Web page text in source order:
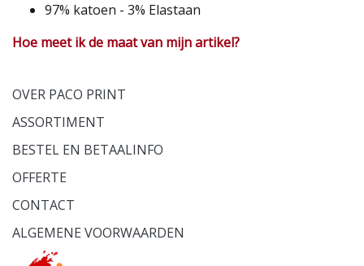
97% katoen - 3% Elastaan
Hoe meet ik de maat van mijn artikel?
OVER PACO PRINT
ASSORTIMENT
BESTEL EN BETAALINFO
OFFERTE
CONTACT
ALGEMENE VOORWAARDEN